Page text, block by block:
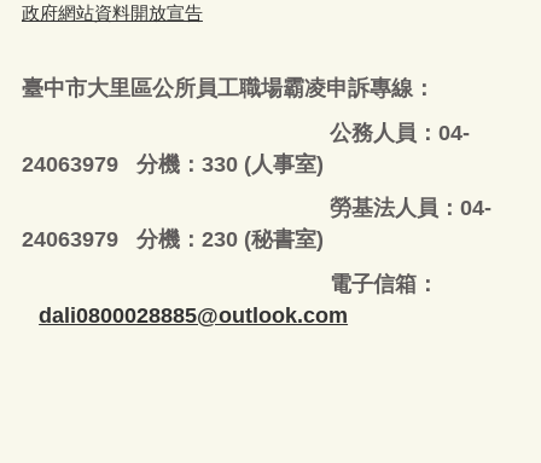
政府網站資料開放宣告
臺中市大里區公所員工職場霸凌申訴專線：
公務人員：04-
24063979 分機：330 (人事室)
勞基法人員：04-
24063979 分機：230 (秘書室)
電子信箱：
dali0800028885@outlook.com